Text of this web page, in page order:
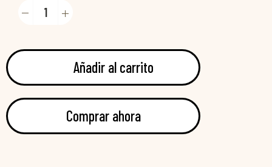
Añadir al carrito
Comprar ahora